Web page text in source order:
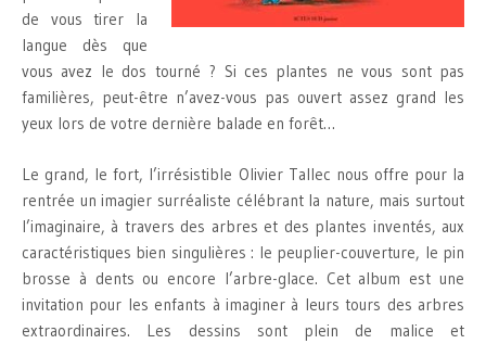
de vous tirer la
langue dès que
vous avez le dos tourné ? Si ces plantes ne vous sont pas
familières, peut-être n’avez-vous pas ouvert assez grand les
yeux lors de votre dernière balade en forêt…
Le grand, le fort, l’irrésistible Olivier Tallec nous offre pour la
rentrée un imagier surréaliste célébrant la nature, mais surtout
l’imaginaire, à travers des arbres et des plantes inventés, aux
caractéristiques bien singulières : le peuplier-couverture, le pin
brosse à dents ou encore l’arbre-glace. Cet album est une
invitation pour les enfants à imaginer à leurs tours des arbres
extraordinaires. Les dessins sont plein de malice et